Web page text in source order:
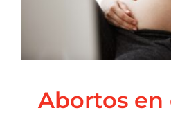
Constelaciones
Abortos en